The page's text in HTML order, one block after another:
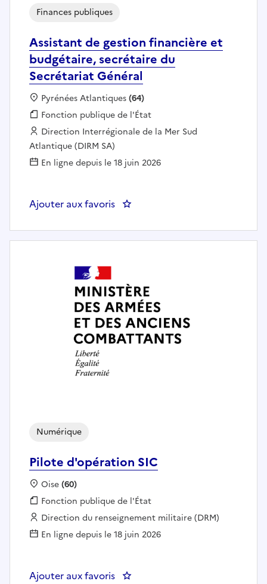
Assistant de gestion financière et
budgétaire, secrétaire du
Secrétariat Général
Finances publiques
Localisation :
Pyrénées Atlantiques(64)
Fonction publique :
Fonction publique de l'État
Employeur :
Direction Interrégionale de la Mer Sud
Atlantique (DIRM SA)
En ligne depuis le 18 juin 2026
Ajouter aux favoris : Assistant de gestion
Pilote d'opération SIC
Numérique
Localisation :
Oise(60)
Fonction publique :
Fonction publique de l'État
Employeur :
Direction du renseignement militaire (DRM)
En ligne depuis le 18 juin 2026
Ajouter aux favoris : Pilote d'opération SIC